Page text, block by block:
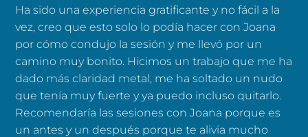
Ha sido una experiencia gratificante y no fácil a la
vez, creo que esto solo lo podía hacer con Joana
por cómo condujo la sesión y me llevó por un
camino muy bonito. Hicimos un trabajo que me ha
dado más claridad metal, me ha soltado un nudo
que tenía muy fuerte y ya puedo incluso quitarlo.
Recomendaría las sesiones con Joana porque es
un antes y un después porque te alivia mucho